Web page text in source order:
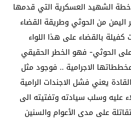
الشهيد العسكرية التي قدمها
اليمن من الحوثي وطريقة القضاء
كفيلة بالقضاء على هذا اللواء
الحوثي- فهو الخطر الحقيقي
الاجرامية .. فوجود مثل
يعني فشل الاجندات الرامية
عليه وسلب سيادته وتفتيته الى
على مدى الأعوام والسنين